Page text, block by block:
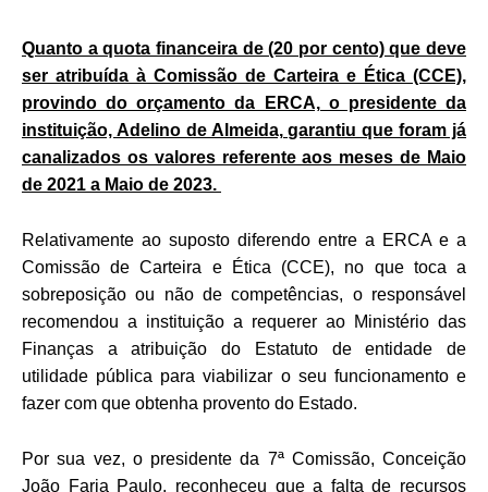
Quanto a quota financeira de (20 por cento) que deve
ser atribuída à Comissão de Carteira e Ética (CCE),
provindo do orçamento da ERCA, o presidente da
instituição, Adelino de Almeida, garantiu que foram já
canalizados os valores referente aos meses de Maio
de 2021 a Maio de 2023.
Relativamente ao suposto diferendo entre a ERCA e a
Comissão de Carteira e Ética (CCE), no que toca a
sobreposição ou não de competências, o responsável
recomendou a instituição a requerer ao Ministério das
Finanças a atribuição do Estatuto de entidade de
utilidade pública para viabilizar o seu funcionamento e
fazer com que obtenha provento do Estado.
Por sua vez, o presidente da 7ª Comissão, Conceição
João Faria Paulo, reconheceu que a falta de recursos